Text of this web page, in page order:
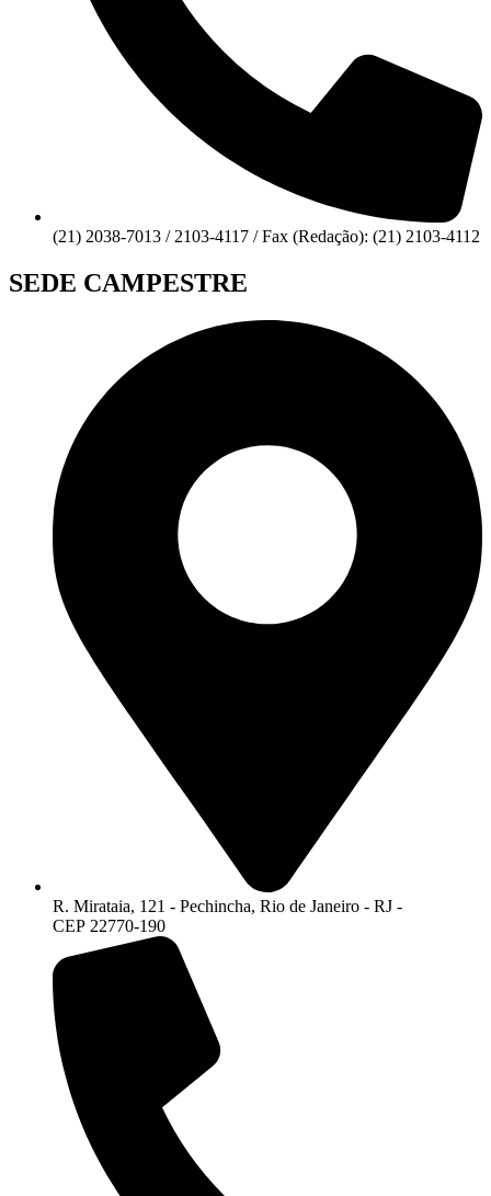
(21) 2038-7013 / 2103-4117 / Fax (Redação): (21) 2103-4112
SEDE CAMPESTRE
R. Mirataia, 121 - Pechincha, Rio de Janeiro - RJ -
CEP 22770-190